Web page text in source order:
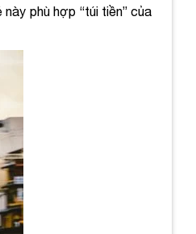
phù hợp “túi tiền” của